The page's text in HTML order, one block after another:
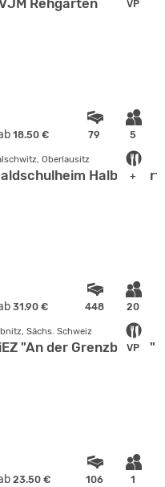
VP
18.50 € 79 5
+
Oberlausitz
31.90 € 448 20
VP
Sächs. Schweiz
"An der Grenzbaude"
23.50 € 106 1